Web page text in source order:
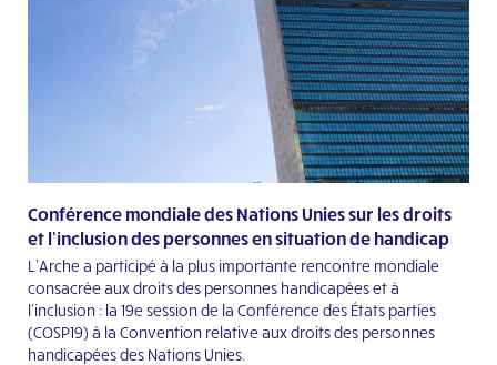
Conférence mondiale des Nations Unies sur les droits
et l'inclusion des personnes en situation de handicap
L’Arche a participé à la plus importante rencontre mondiale
consacrée aux droits des personnes handicapées et à
l’inclusion : la 19e session de la Conférence des États parties
(COSP19) à la Convention relative aux droits des personnes
handicapées des Nations Unies.